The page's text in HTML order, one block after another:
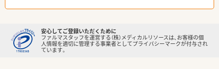
安心してご登録いただくために
ファルマスタッフを運営する（株）メディカルリソースは、お客様の個
人情報を適切に管理する事業者としてプライバシーマークが付与され
ています。